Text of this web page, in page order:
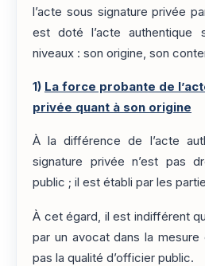
l’acte sous signature privée
est doté l’acte authentique
niveaux : son origine, son
1) La force probante de
privée quant à son origine
À la différence de l’acte
signature privée n’est pas
public ; il est établi par les
À cet égard, il est indifférent
par un avocat dans la mesure
pas la qualité d’officier public.